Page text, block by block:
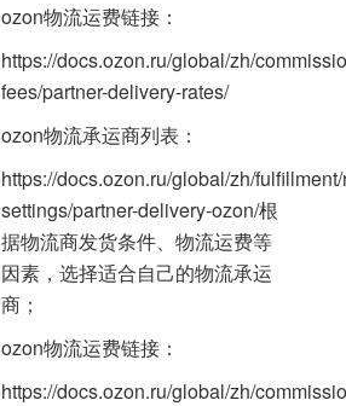
ozon物流运费链接：
https://docs.ozon.ru/global/zh/
fees/partner-delivery-rates/
ozon物流承运商列表：
https://docs.ozon.ru/global/zh/
settings/partner-delivery-ozon/根
据物流商发货条件、物流运费等
因素，选择适合自己的物流承运
商；
ozon物流运费链接：
https://docs.ozon.ru/global/zh/